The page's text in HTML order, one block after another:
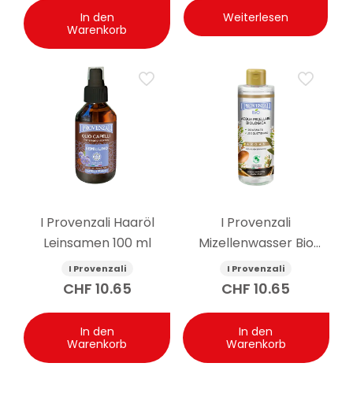
In den
Warenkorb
Weiterlesen
I Provenzali Haaröl
Leinsamen 100 ml
I Provenzali
CHF 10.65
In den
Warenkorb
I Provenzali
Mizellenwasser Bio
Arganöl 400 ml
I Provenzali
CHF 10.65
In den
Warenkorb